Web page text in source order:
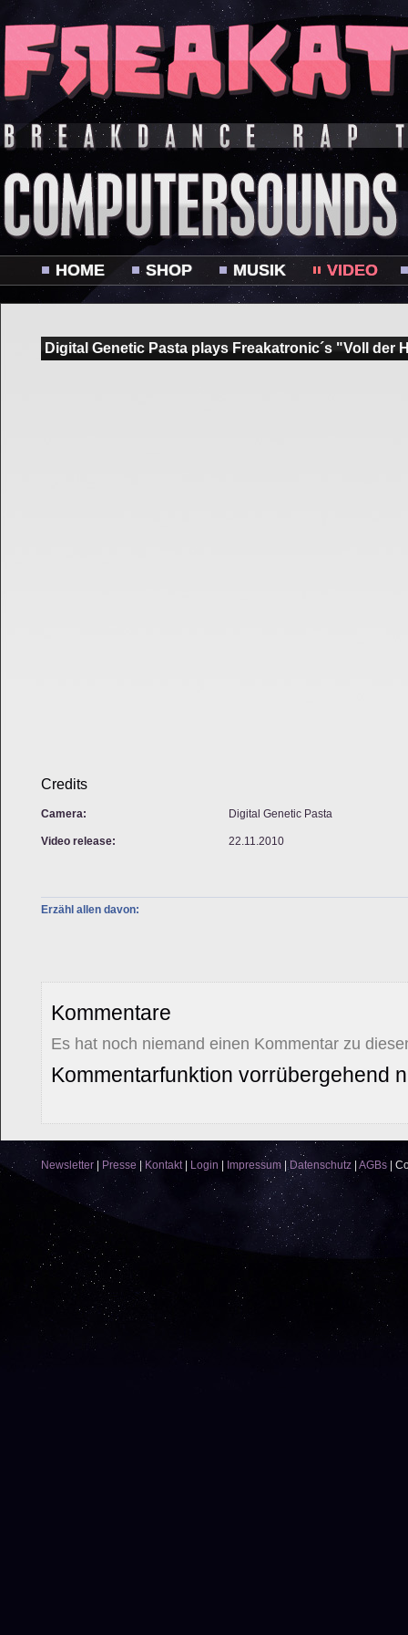
HOME SHOP MUSIK VIDEO
Digital Genetic Pasta plays Freakatronic´s "Voll der
Credits
Camera: Digital Genetic Pasta
Video release: 22.11.2010
Erzähl allen davon:
Kommentare
Es hat noch niemand einen Kommentar zu
Kommentarfunktion vorrübergehend
Newsletter Presse | Kontakt| Login Impressum | Datenschutz AGBs